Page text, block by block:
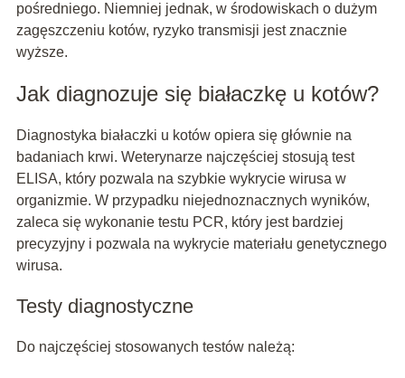
pośredniego. Niemniej jednak, w środowiskach o dużym
zagęszczeniu kotów, ryzyko transmisji jest znacznie
wyższe.
Jak diagnozuje się białaczkę u kotów?
Diagnostyka białaczki u kotów opiera się głównie na
badaniach krwi. Weterynarze najczęściej stosują test
ELISA, który pozwala na szybkie wykrycie wirusa w
organizmie. W przypadku niejednoznacznych wyników,
zaleca się wykonanie testu PCR, który jest bardziej
precyzyjny i pozwala na wykrycie materiału genetycznego
wirusa.
Testy diagnostyczne
Do najczęściej stosowanych testów należą: